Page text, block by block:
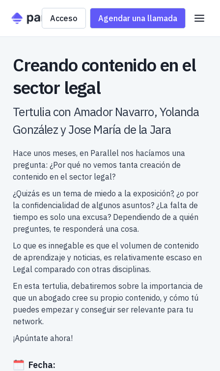
Acceso Agendar una llamada
Creando contenido en el
sector legal
Tertulia con Amador Navarro, Yolanda
González y Jose María de la Jara
Hace unos meses, en Parallel nos hacíamos una
pregunta: ¿Por qué no vemos tanta creación de
contenido en el sector legal?
¿Quizás es un tema de miedo a la exposición?, ¿o por
la confidencialidad de algunos asuntos? ¿La falta de
tiempo es solo una excusa? Dependiendo de a quién
preguntes, te responderá una cosa.
Lo que es innegable es que el volumen de contenido
de aprendizaje y noticias, es relativamente escaso en
Legal comparado con otras disciplinas.
En esta tertulia, debatiremos sobre la importancia de
que un abogado cree su propio contenido, y cómo tú
puedes empezar y conseguir ser relevante para tu
network.
¡Apúntate ahora!
Fecha: